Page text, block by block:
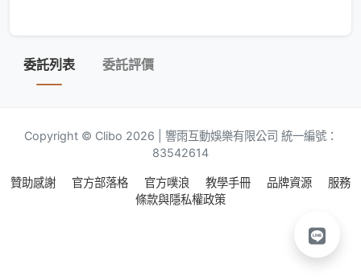
委託列表 委託評價
Copyright © Clibo 2026 | 響雨互動娛樂有限公司 統一編號：
83542614
贊助感謝 官方部落格 官方噗浪 教學手冊 品牌資源
服務
條款與隱私權政策